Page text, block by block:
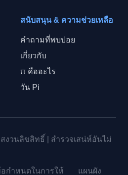
สนับสนุน & ความช่วยเหลือ
คำถามที่พบบ่อย
เกี่ยวกับ
π คืออะไร
วัน Pi
สงวนลิขสิทธิ์
สำรวจเสน่ห์อันไม่
กำหนดในการให้ แผนผัง